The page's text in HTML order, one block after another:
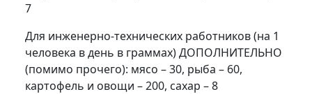
7
Для инженерно-технических работников (на 1
человека в день в граммах) ДОПОЛНИТЕЛЬНО
(помимо прочего): мясо – 30, рыба – 60,
картофель и овощи – 200, сахар – 8